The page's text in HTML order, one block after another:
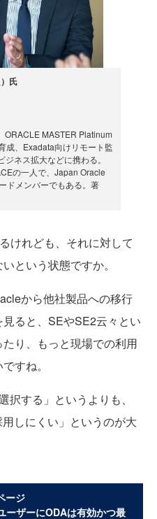
氏
ORACLE MASTER Platinum
成、Exadata向けリモート監
ネス拡大などに携わる。
の一人で、Japan Oracle
ドメンバーでもある。著
けれども、それに対して
という状態ですか。
から他社製品への移行
ると、SEやSE2云々とい
り、もっと現場での利用
すね。
択する」というよりも、
しにくい」というのが大
ージ
ーザーにODAは有効かつ最